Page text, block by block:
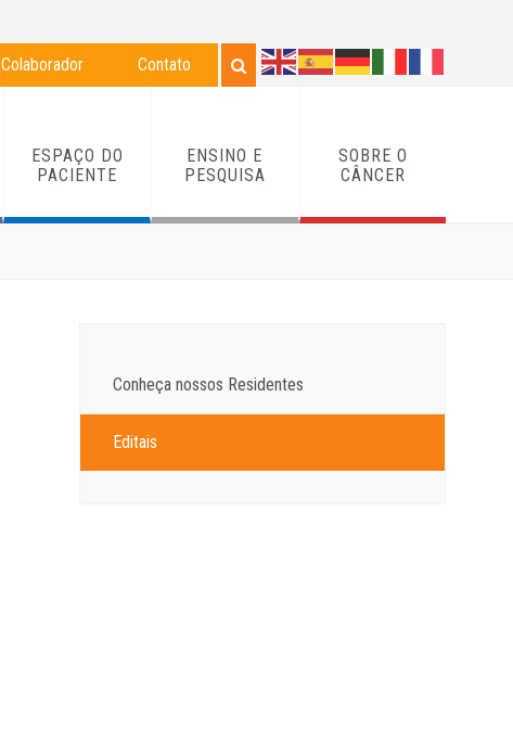
Colaborador Contato
ESPAÇO DO
PACIENTE
ENSINO E
PESQUISA
SOBRE O
CÂNCER
Conheça nossos Residentes
Editais